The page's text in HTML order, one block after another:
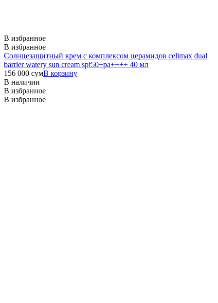
В избранное
В избранное
Солнцезащитный крем с комплексом церамидов celimax dual
barrier watery sun cream spf50+pa++++ 40 мл
156 000 сумВ корзину
В наличии
В избранное
В избранное